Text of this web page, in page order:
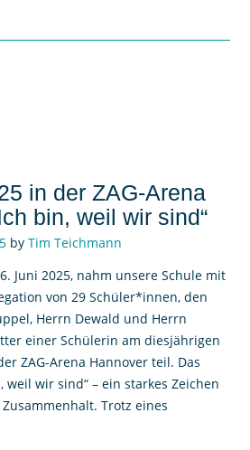
in der ZAG-Arena
bin, weil wir sind“
by Tim Teichmann
Juni 2025, nahm unsere Schule mit
von 29 Schüler*innen, den
Herrn Dewald und Herrn
einer Schülerin am diesjährigen
ZAG-Arena Hannover teil. Das
weil wir sind“ – ein starkes Zeichen
Trotz eines